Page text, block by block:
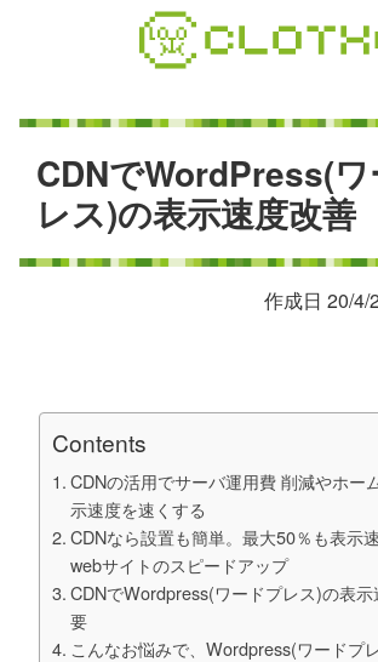
CDNでWordPress(ワ
レス)の表示速度改善
作成日 20/4/
Contents
CDNの活用でサーバ運用費 削減やホー
示速度を速くする
CDNなら設置も簡単。最大50％も表示
webサイトのスピードアップ
CDNでWordpress(ワードプレス)の表
要
こんなお悩みで、Wordpress(ワードプ